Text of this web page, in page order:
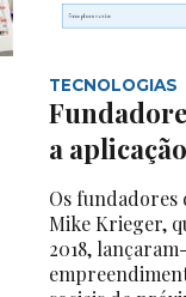
TECNOLOGIAS
a
Os fundadores
Mike Krieger,
2018,